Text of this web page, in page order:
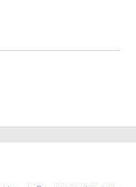
・統計・移動から読み
テント エクルベージ
気抜き 自動停止 過熱
ノズル付き